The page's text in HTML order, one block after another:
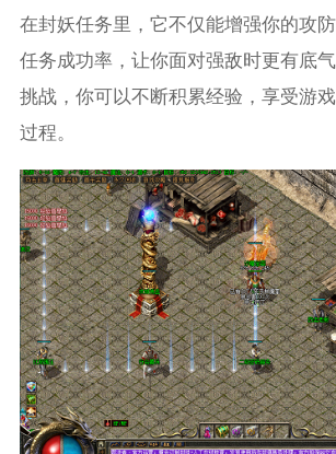
在封妖任务里，它不仅能增强你的攻
任务成功率，让你面对强敌时更有底
挑战，你可以不断积累经验，享受游
过程。